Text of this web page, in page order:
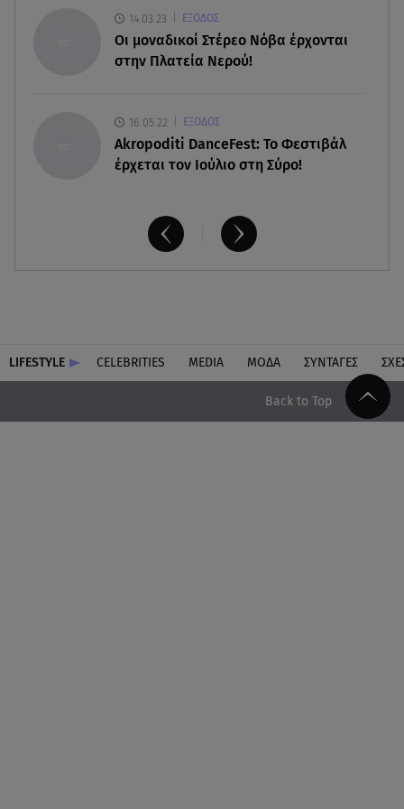
14.03.23 ΕΞΟΔΟΣ
Οι μοναδικοί Στέρεο Νόβα έρχονται
στην Πλατεία Νερού!
16.05.22 ΕΞΟΔΟΣ
Akropoditi DanceFest: Το Φεστιβάλ
έρχεται τον Ιούλιο στη Σύρο!
LIFESTYLE CELEBRITIES MEDIA ΜΟΔΑ ΣΥΝΤΑΓΕΣ
Back to Top